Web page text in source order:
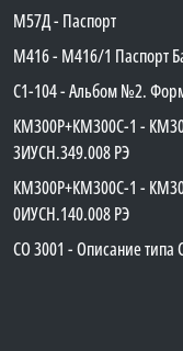
М57Д - Паспорт
М416 - М416/1 Паспорт
C1-104 - Альбом №2.
КМ300Р+КМ300С-1 -
3ИУСН.349.008 РЭ
КМ300Р+КМ300С-1 -
0ИУСН.140.008 РЭ
СО 3001 - Описание типа